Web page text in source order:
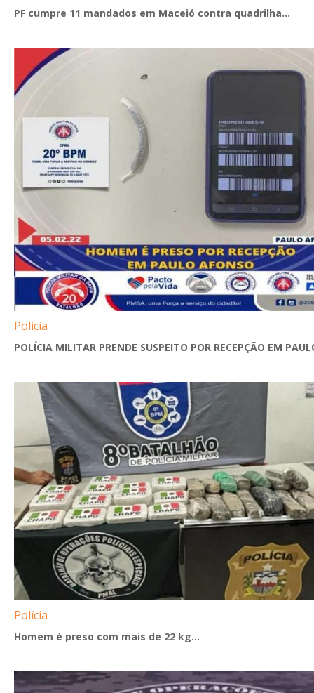
PF cumpre 11 mandados em Maceió contra quadrilha...
Polícia
POLÍCIA MILITAR PRENDE SUSPEITO POR RECEPÇÃO EM
Polícia
Homem é preso com mais de 22 kg...